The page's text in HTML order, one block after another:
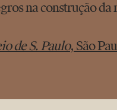
na construção da
de S. Paulo, São